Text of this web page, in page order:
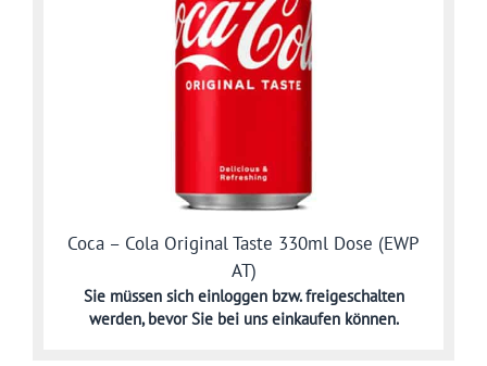
Coca – Cola Original Taste 330ml Dose (EWP
AT)
Sie müssen sich einloggen bzw. freigeschalten
werden,bevor Sie bei uns einkaufen können.